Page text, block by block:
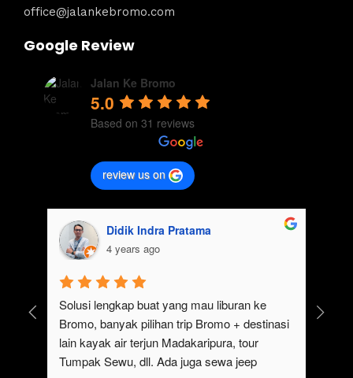
office@jalankebromo.com
Google Review
Jalan Ke Bromo
5.0
Based on 31 reviews
review us on
Didik Indra Pratama
4 years ago
Solusi lengkap buat yang mau liburan ke
Bromo, banyak pilihan trip Bromo + destinasi
lain kayak air terjun Madakaripura, tour
Tumpak Sewu, dll. Ada juga sewa jeep